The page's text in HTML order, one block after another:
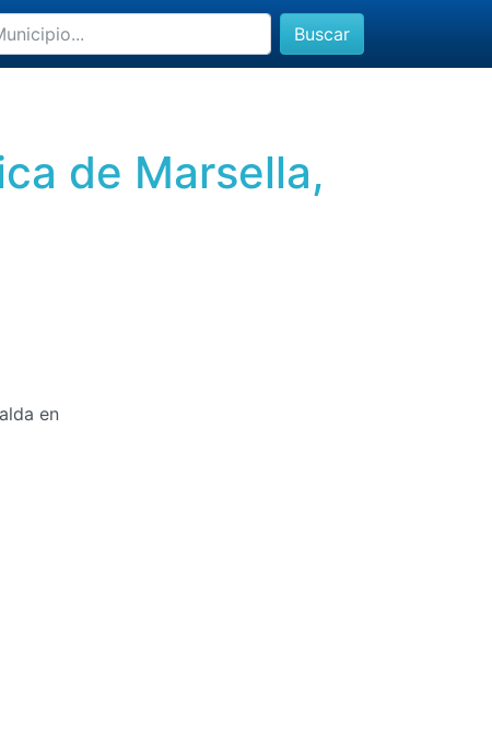
Buscar
de Marsella,
en